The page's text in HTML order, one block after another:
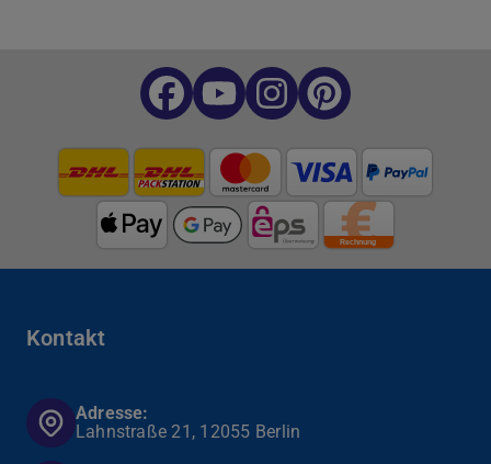
Kontakt
Adresse:
Lahnstraße 21, 12055 Berlin